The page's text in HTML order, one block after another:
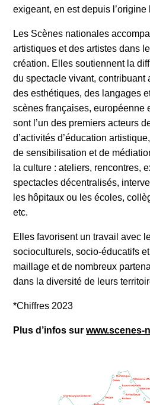
exigeant, en est depuis l’origine
Les Scènes nationales
artistiques et des artistes dans
création. Elles soutiennent la
du spectacle vivant, contribuant
des esthétiques, des langages
scènes françaises, européenne
sont l’un des premiers acteurs
d’activités d’éducation
de sensibilisation et de
la culture : ateliers, rencontres,
spectacles décentralisés,
les hôpitaux ou les écoles,
etc.
Elles favorisent un travail avec
socioculturels, socio-éducatifs
maillage et de nombreux
dans la diversité de leurs
*Chiffres 2023
Plus d’infos surwww.scenes-